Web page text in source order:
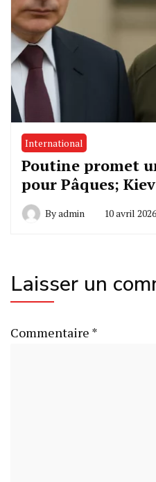
International
Poutine promet
pour Pâques;
Byadmin 10 avril 2026
Laisser un
Commentaire *